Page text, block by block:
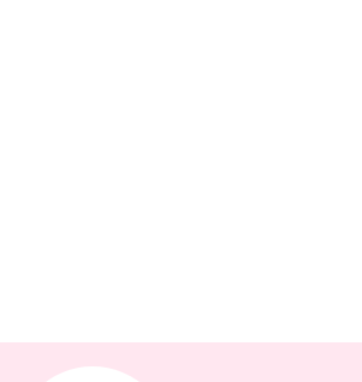
Thiết kế vừa vặn, giúp kiểm soát lực tán tốt
nhẹ và tiệp da tự nhiên.